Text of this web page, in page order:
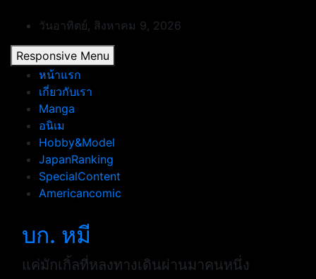
content
วันอาทิตย์, สิงหาคม 9, 2026
Responsive Menu
หน้าแรก
เกี่ยวกับเรา
Manga
อนิเม
Hobby&Model
JapanRanking
SpecialContent
Americancomic
บก. หมี
แค่มักเกิ้ลที่หลงทางเดินผ่านมาคนหนึ่ง